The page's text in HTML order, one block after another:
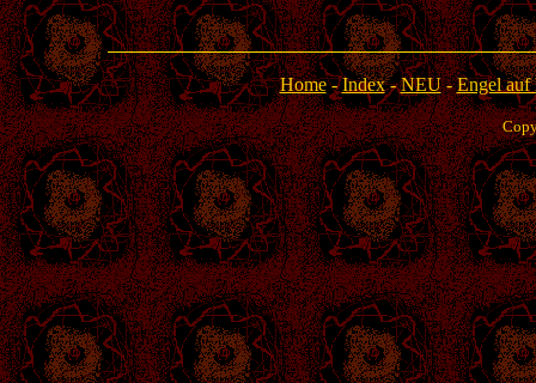
Home-Index-NEU-Engel auf